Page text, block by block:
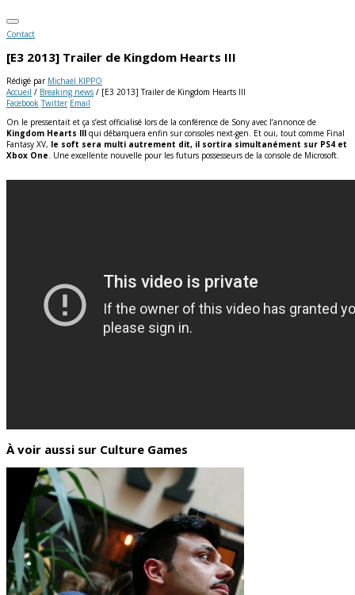
Contact
[E3 2013] Trailer de Kingdom Hearts III
Rédigé par Michaël KIPPO
Accueil / Breaking news / [E3 2013] Trailer de Kingdom Hearts III
Facebook Twitter Email
On le pressentait et ça s’est officialisé lors de la conférence de Sony avec l’annonce de
Kingdom Hearts III qui débarquera enfin sur consoles next-gen. Et oui, tout comme Final
Fantasy XV, le soft sera multi autrement dit, il sortira simultanément sur PS4 et
Xbox One. Une excellente nouvelle pour les futurs possesseurs de la console de Microsoft.
À voir aussi sur Culture Games